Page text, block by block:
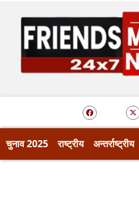
content
F
a
c
e
X
-
t
w
t
t
r
चुनाव 2025 राष्ट्रीय अन्तर्राष्ट्रीय